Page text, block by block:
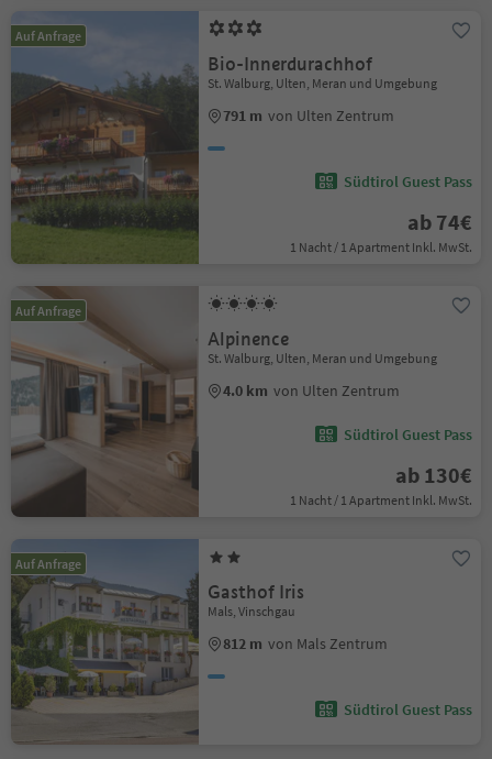
Auf Anfrage
Bio-Innerdurachhof
St. Walburg, Ulten, Meran und Umgebung
791 m von Ulten Zentrum
Südtirol Guest Pass
ab 74€
1 Nacht / 1 Apartment Inkl. MwSt.
Auf Anfrage
Alpinence
St. Walburg, Ulten, Meran und Umgebung
4.0 km von Ulten Zentrum
Südtirol Guest Pass
ab 130€
1 Nacht / 1 Apartment Inkl. MwSt.
Auf Anfrage
Gasthof Iris
Mals, Vinschgau
812 m von Mals Zentrum
Südtirol Guest Pass